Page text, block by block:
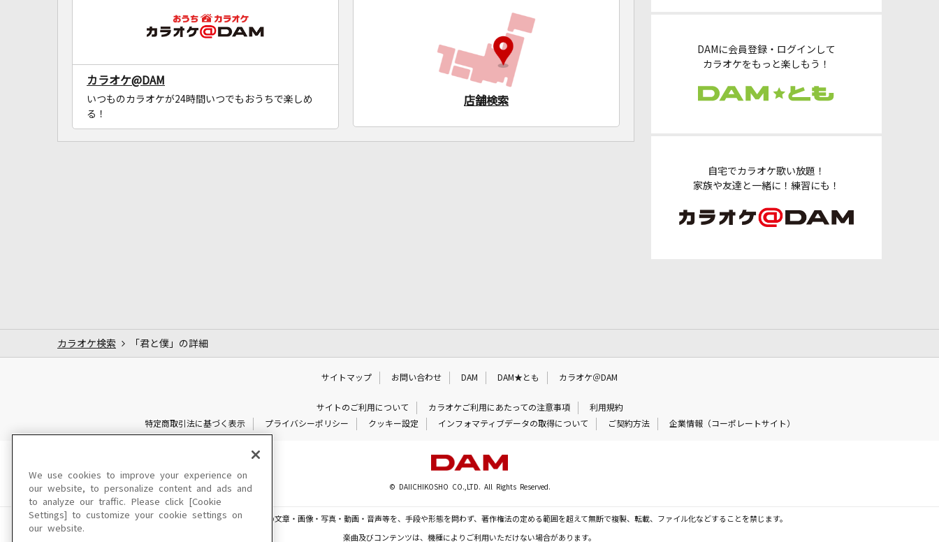
DAMに会員登録・ログインして
カラオケをもっと楽しもう！
自宅でカラオケ歌い放題！
家族や友達と一緒に！練習にも！
カラオケ@DAM
いつものカラオケが24時間いつでもおうちで楽しめ
る！
店舗検索
カラオケ検索 「君と僕」の詳細
サイトマップ お問い合わせ DAM DAM★とも カラオケ＠DAM
サイトのご利用について カラオケご利用にあたっての注意事項
利用規約
特定商取引法に基づく表示
プライバシーポリシー クッキー設定 インフォマティブデータの取得について ご契約方法 企業情報（コーポレートサイト）
© DAIICHIKOSHO CO.,LTD. All Rights Reserved.
このサイトに掲載されている一切の文章・画像・写真・動画・音声等を、手段や形態を問わず、著作権法の定める範囲を超えて無断で複製、転載、ファイル化などすることを禁じます。
楽曲及びコンテンツは、機種によりご利用いただけない場合があります。
We use cookies to improve your experience on
our website, to personalize content and ads and
to analyze our traffic. Please click [Cookie
Settings] to customize your cookie settings on
our website.